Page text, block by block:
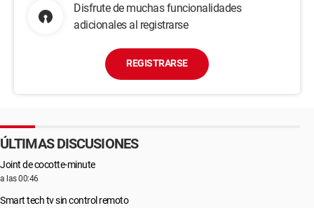
Disfrute de muchas funcionalidades
adicionales al registrarse
REGISTRARSE
ÚLTIMAS DISCUSIONES
Joint de cocotte-minute
a las 00:46
Smart tech tv sin control remoto